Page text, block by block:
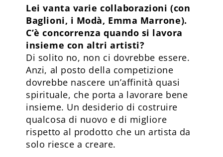
Lei vanta varie collaborazioni (con
Baglioni, i Modà, Emma Marrone).
C’è concorrenza quando si lavora
insieme con altri artisti?
Di solito no, non ci dovrebbe essere.
Anzi, al posto della competizione
dovrebbe nascere un’affinità quasi
spirituale, che porta a lavorare bene
insieme. Un desiderio di costruire
qualcosa di nuovo e di migliore
rispetto al prodotto che un artista da
solo riesce a creare.